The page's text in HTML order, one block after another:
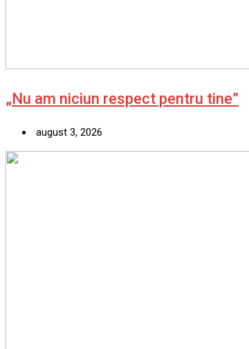
„Nu am niciun respect pentru tine”
august 3, 2026